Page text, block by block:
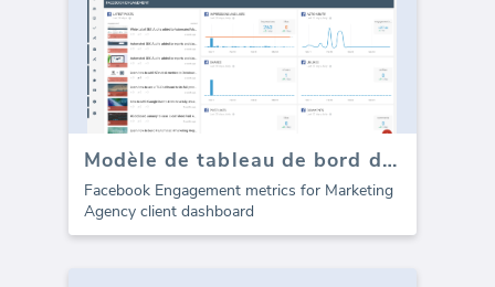
Modèle de tableau de bord des médias sociaux Facebook - Engagement
Facebook Engagement metrics for Marketing
Agency client dashboard